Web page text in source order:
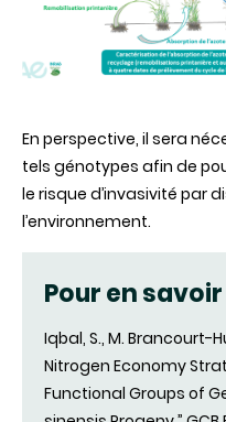
En perspective, il sera
tels génotypes afin de
le risque d’invasivité par
l’environnement.
Pour en
Iqbal, S., M. Brancourt-
Nitrogen Economy
Functional Groups of